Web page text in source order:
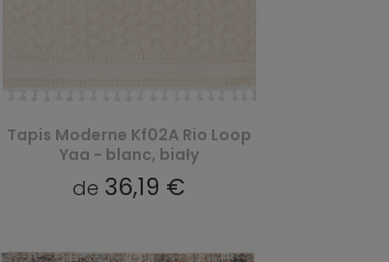
Tapis Moderne Kf02A Rio Loop
Yaa - blanc, biały
de 36,19 €